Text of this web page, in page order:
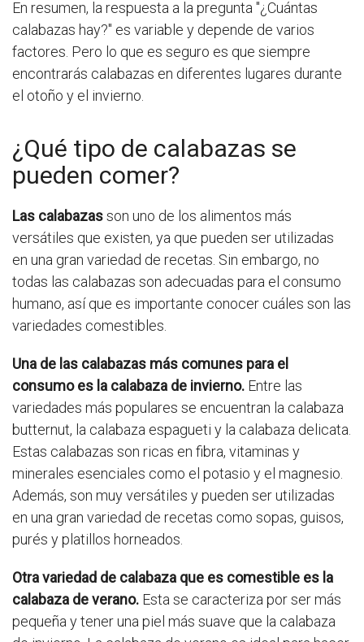
En resumen, la respuesta a la pregunta "¿Cuántas
calabazas hay?" es variable y depende de varios
factores. Pero lo que es seguro es que siempre
encontrarás calabazas en diferentes lugares durante
el otoño y el invierno.
¿Qué tipo de calabazas se
pueden comer?
Las calabazasson uno de los alimentos más
versátiles que existen, ya que pueden ser utilizadas
en una gran variedad de recetas. Sin embargo, no
todas las calabazas son adecuadas para el consumo
humano, así que es importante conocer cuáles son las
variedades comestibles.
Una de las calabazas más comunes para el
consumo es la calabaza de invierno. Entre las
variedades más populares se encuentran la calabaza
butternut, la calabaza espagueti y la calabaza delicata.
Estas calabazas son ricas en fibra, vitaminas y
minerales esenciales como el potasio y el magnesio.
Además, son muy versátiles y pueden ser utilizadas
en una gran variedad de recetas como sopas, guisos,
purés y platillos horneados.
Otra variedad de calabaza que es comestible es la
calabaza de verano. Esta se caracteriza por ser más
pequeña y tener una piel más suave que la calabaza